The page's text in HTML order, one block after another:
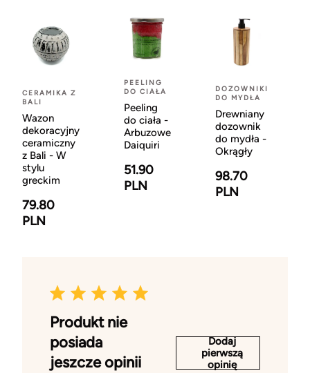
CERAMIKA Z
BALI
Wazon
dekoracyjny
ceramiczny
z Bali - W
stylu
greckim
79.80
PLN
PEELING
DO CIAŁA
Peeling
do ciała -
Arbuzowe
Daiquiri
51.90
PLN
DOZOWNIKI
DO MYDŁA
Drewniany
dozownik
do mydła -
Okrągły
98.70
PLN
Produkt nie
posiada
jeszcze opinii
Dodaj
pierwszą
opinię